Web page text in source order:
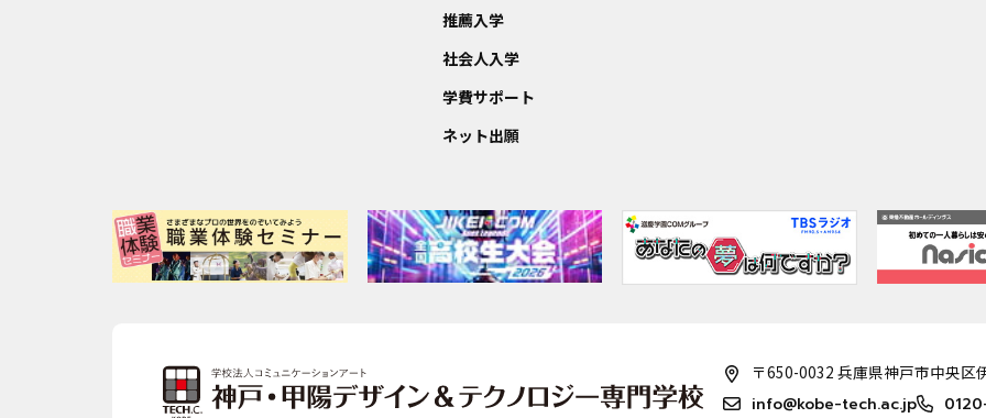
推薦入学
社会人入学
学費サポート
ネット出願
〒650-0032 兵庫県神戸市中央区
info@kobe-tech.ac.jp